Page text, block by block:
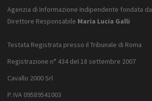
Agenzia di Informazione Indipendente fondata da
Direttore Responsabile Maria Lucia Galli
Testata Registrata presso il Tribunale di Roma
Registrazione n° 434 del 18 settembre 2007
Cavallo 2000 Srl
P. IVA 09589541003